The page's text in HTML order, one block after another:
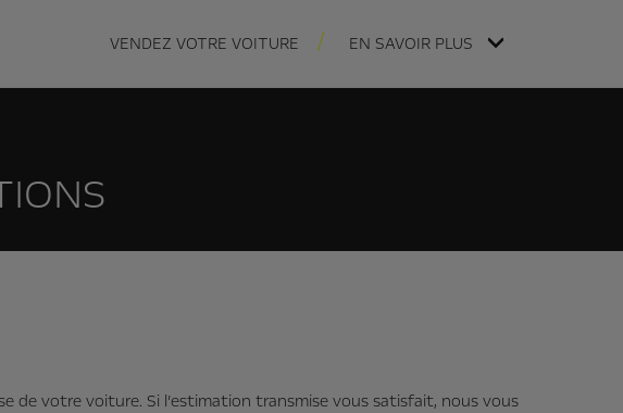
VENDEZ VOTRE VOITURE EN SAVOIR PLUS
de votre voiture. Si l’estimation transmise vous satisfait, nous vous